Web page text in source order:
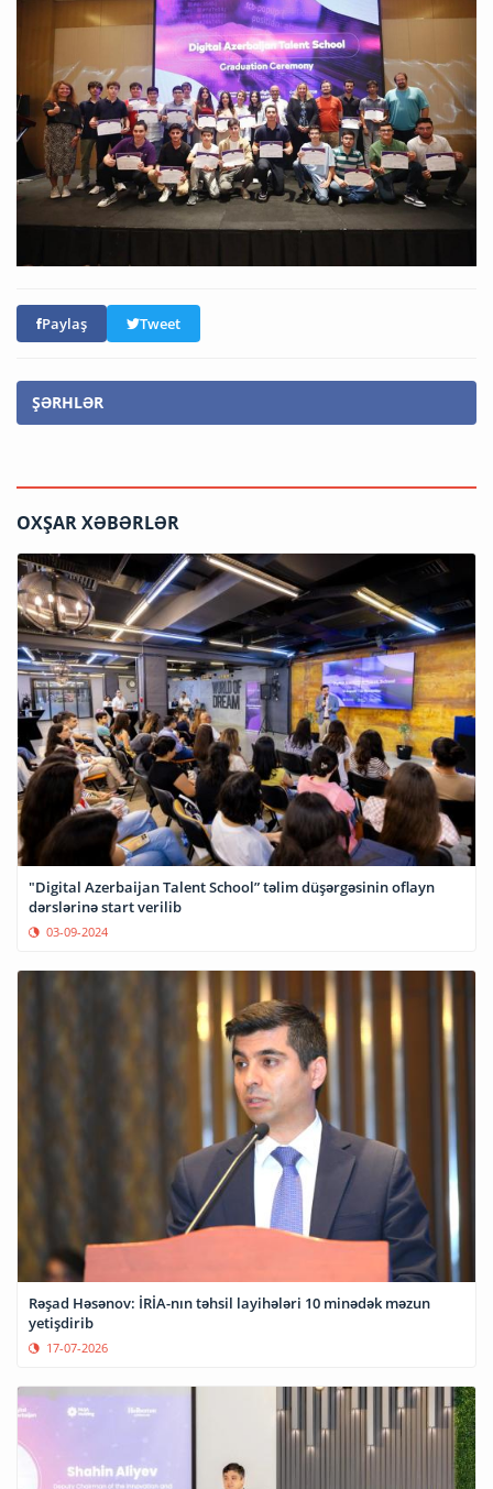
Paylaş Tweet
ŞƏRHLƏR
OXŞAR XƏBƏRLƏR
"Digital Azerbaijan Talent School” təlim düşərgəsinin oflayn
dərslərinə start verilib
03-09-2024
Rəşad Həsənov: İRİA-nın təhsil layihələri 10 minədək məzun
yetişdirib
17-07-2026